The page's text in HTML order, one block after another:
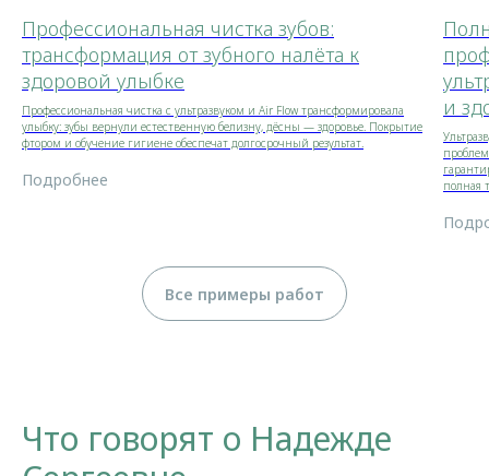
Профессиональная чистка зубов:
трансформация от зубного налёта к
здоровой улыбке
Профессиональная чистка с ультразвуком и Air Flow трансформировала
улыбку: зубы вернули естественную белизну, дёсны — здоровье. Покрытие
фтором и обучение гигиене обеспечат долгосрочный результат.
Подробнее
и
полная
Все примеры работ
Что говорят о Надежде